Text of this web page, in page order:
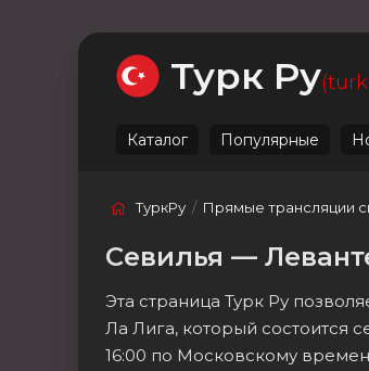
Турк Ру
Каталог Популярные
ТуркРу / Прямые трансляции
Севилья —
Эта страница Турк Ру
Ла Лига, который состоится
16:00 по Московскому
Ожидаемые Лучшие